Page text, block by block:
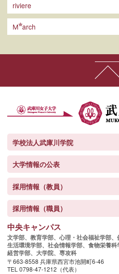
riviere
M arch
学校法人武庫川学院
大学情報の公表
採用情報（教員）
採用情報（職員）
中央キャンパス
文学部、 教育学部、 心理・社会福祉学部、
生活環境学部、 社会情報学部、 食物栄養科
経営学部、 大学院、 専攻科
〒663-8558 兵庫県西宮市池開町6-46
TEL 0798-47-1212（代表）